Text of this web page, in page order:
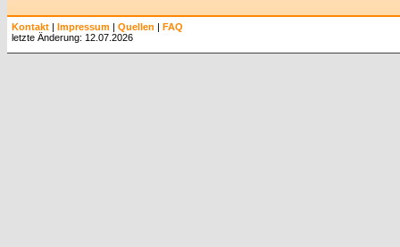
Kontakt | Impressum | Quellen | FAQ
letzte Änderung: 12.07.2026